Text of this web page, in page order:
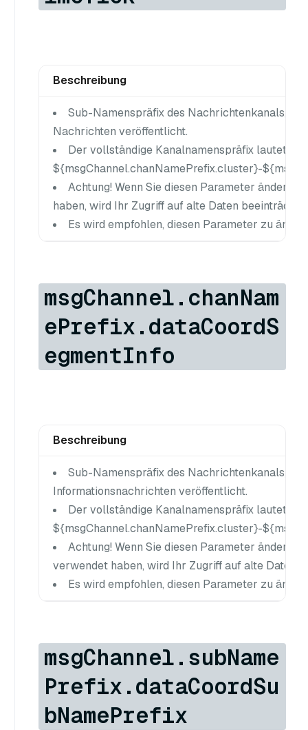
Beschreibung
Sub-Namenspräfix des Nachrichtenkanals, in
Nachrichten veröffentlicht.
Der vollständige Kanalnamenspräfix lautet
${msgChannel.chanNamePrefix.cluster}-
Achtung! Wenn Sie diesen Parameter ändern,
haben, wird Ihr Zugriff auf alte Daten
Es wird empfohlen, diesen Parameter zu
msgChannel.chanNam
ePrefix.dataCoordS
egmentInfo
Beschreibung
Sub-Namenspräfix des Nachrichtenkanals, in
Informationsnachrichten veröffentlicht.
Der vollständige Kanalnamenspräfix lautet
${msgChannel.chanNamePrefix.cluster}-
Achtung! Wenn Sie diesen Parameter ändern,
verwendet haben, wird Ihr Zugriff auf alte Daten
Es wird empfohlen, diesen Parameter zu
msgChannel.subName
Prefix.dataCoordSu
bNamePrefix